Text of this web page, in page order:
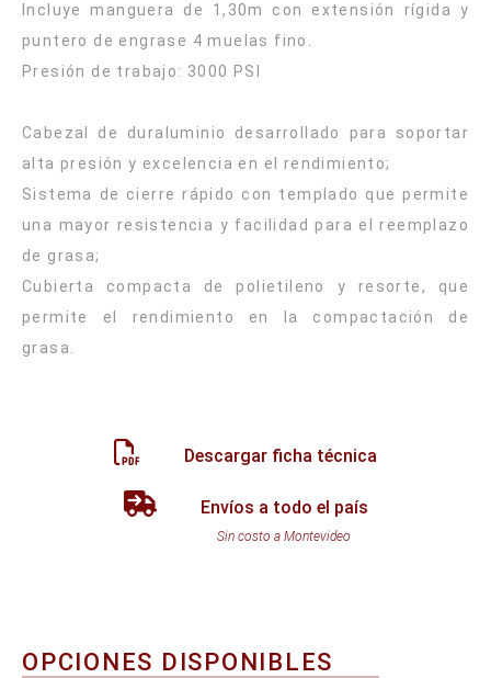
Incluye manguera de 1,30m con extensión rígida y
puntero de engrase 4 muelas fino.
Presión de trabajo: 3000 PSI
Cabezal de duraluminio desarrollado para soportar
alta presión y excelencia en el rendimiento;
Sistema de cierre rápido con templado que permite
una mayor resistencia y facilidad para el reemplazo
de grasa;
Cubierta compacta de polietileno y resorte, que
permite el rendimiento en la compactación de
Descargar ficha técnica
Envíos a todo el país
Sin costo a Montevideo
OPCIONES DISPONIBLES